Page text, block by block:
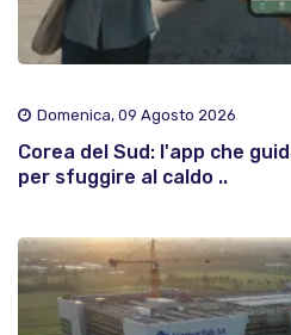
Domenica, 09 Agosto 2026
Corea del Sud: l'app che
per sfuggire al caldo ..